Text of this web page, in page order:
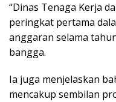
“Dinas Tenaga Kerja
peringkat pertama
anggaran selama
bangga.
Ia juga menjelaskan
mencakup sembilan